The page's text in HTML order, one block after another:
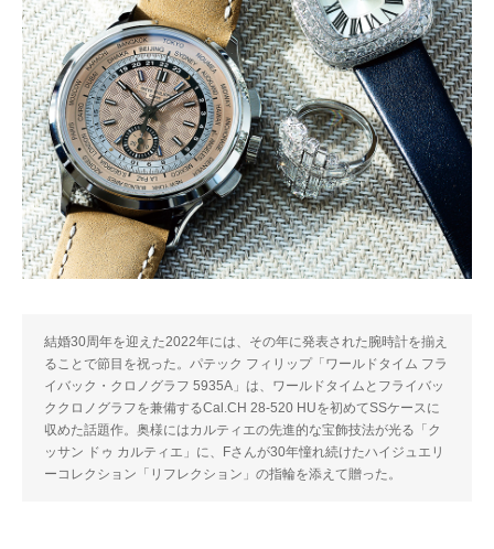
結婚30周年を迎えた2022年には、その年に発表された腕時計を揃え
ることで節目を祝った。パテック フィリップ「ワールドタイム フラ
イバック・クロノグラフ 5935A」は、ワールドタイムとフライバッ
ククロノグラフを兼備するCal.CH 28-520 HUを初めてSSケースに
収めた話題作。奥様にはカルティエの先進的な宝飾技法が光る「ク
ッサン ドゥ カルティエ」に、Fさんが30年憧れ続けたハイジュエリ
ーコレクション「リフレクション」の指輪を添えて贈った。